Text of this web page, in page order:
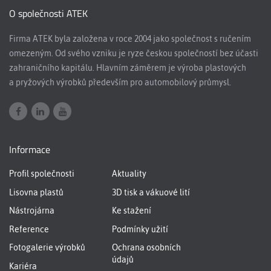
O společnosti ATEK
Firma ATEK byla založena v roce 2004 jako společnost s ručením
omezeným. Od svého vzniku je ryze českou společností bez účasti
zahraničního kapitálu. Hlavním záměrem je výroba plastových
a pryžových výrobků především pro automobilový průmysl.
Informace
Profil společnosti
Lisovna plastů
Nástrojárna
Reference
Fotogalerie výrobků
Kariéra
Aktuality
3D tisk a vákuové lití
Ke stažení
Podmínky užití
Ochrana osobních
údajů